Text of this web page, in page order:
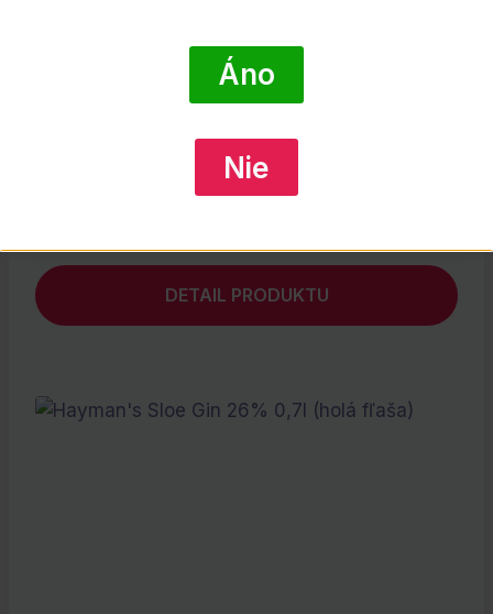
The Bitter Truth Orange 39% 0,2l (holá Fľaša)
DETAIL PRODUKTU
Áno
Nie